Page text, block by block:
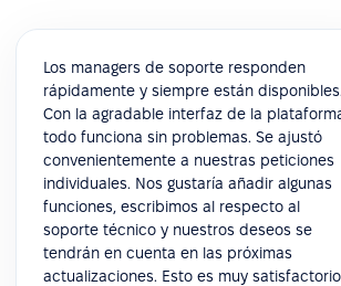
Los managers de soporte responden
rápidamente y siempre están disponibles.
Con la agradable interfaz de la
todo funciona sin problemas. Se ajustó
convenientemente a nuestras peticiones
individuales. Nos gustaría añadir algunas
funciones, escribimos al respecto al
soporte técnico y nuestros deseos se
tendrán en cuenta en las próximas
actualizaciones. Esto es muy